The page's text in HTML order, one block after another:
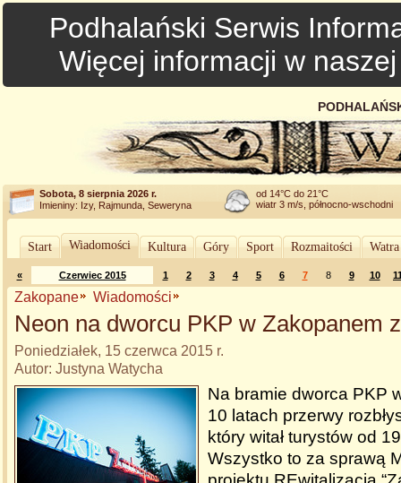
Podhalański Serwis
Więcej informacji w
Sobota, 8 sierpnia 2026 r.
Imieniny: Izy, Rajmunda, Seweryna
od 14°C do 21°C
wiatr 3 m/s, północno-wschodni
Start Wiadomości Kultura Góry Sport Rozmaitości
« Czerwiec 2015 1 2 3 4 5 6 7 8 9 10
Zakopane Wiadomości
Neon na dworcu PKP w Zakopanem
Poniedziałek, 15 czerwca 2015 r.
Autor: Justyna Watycha
Na bramie dworca PKP
10 latach przerwy
który witał turystów od
Wszystko to za sprawą